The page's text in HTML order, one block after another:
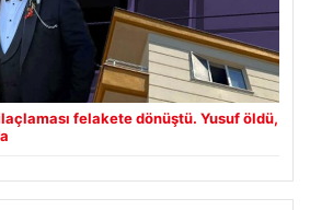
felakete dönüştü. Yusuf öldü,